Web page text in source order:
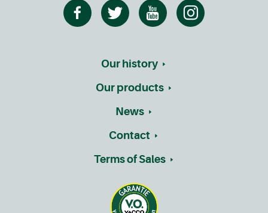
Our history
Our products
News
Contact
Terms of Sales